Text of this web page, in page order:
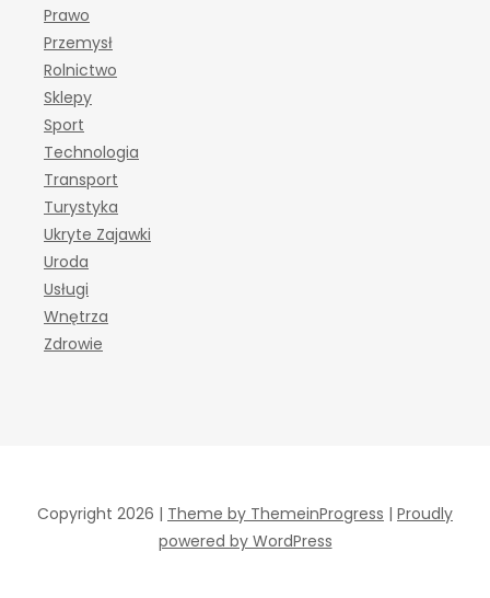
Prawo
Przemysł
Rolnictwo
Sklepy
Sport
Technologia
Transport
Turystyka
Ukryte Zajawki
Uroda
Usługi
Wnętrza
Zdrowie
Copyright 2026 | Theme by ThemeinProgress | Proudly
powered by WordPress